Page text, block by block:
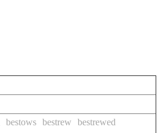
bestows bestrew
bestrewed